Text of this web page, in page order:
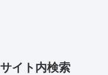
サイト内検索